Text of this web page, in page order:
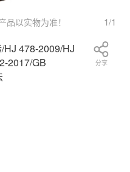
品以实物为准！ 1/1
HJ 478-2009/HJ
2017/GB
分享